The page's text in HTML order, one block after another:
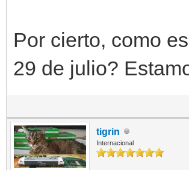
Por cierto, como
29 de julio?
tigrin
Internacional